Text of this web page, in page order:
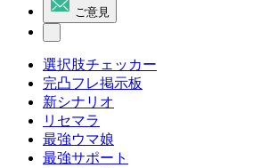
ご意見
選択肢チェッカー
完凸フレ掲示板
新シナリオ
リセマラ
最強ウマ娘
最強サポート